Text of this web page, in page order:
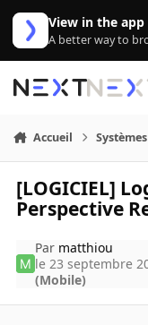
Aller au contenu
View in the app
A better way to
Accueil
[LOGICIEL]
Perspective
Par matthiou
le 23 septembre
(Mobile)